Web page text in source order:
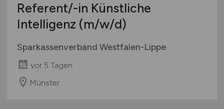
Referent/-in Künstliche
Intelligenz (m/w/d)
Sparkassenverband Westfalen-Lippe
vor 5 Tagen
Münster